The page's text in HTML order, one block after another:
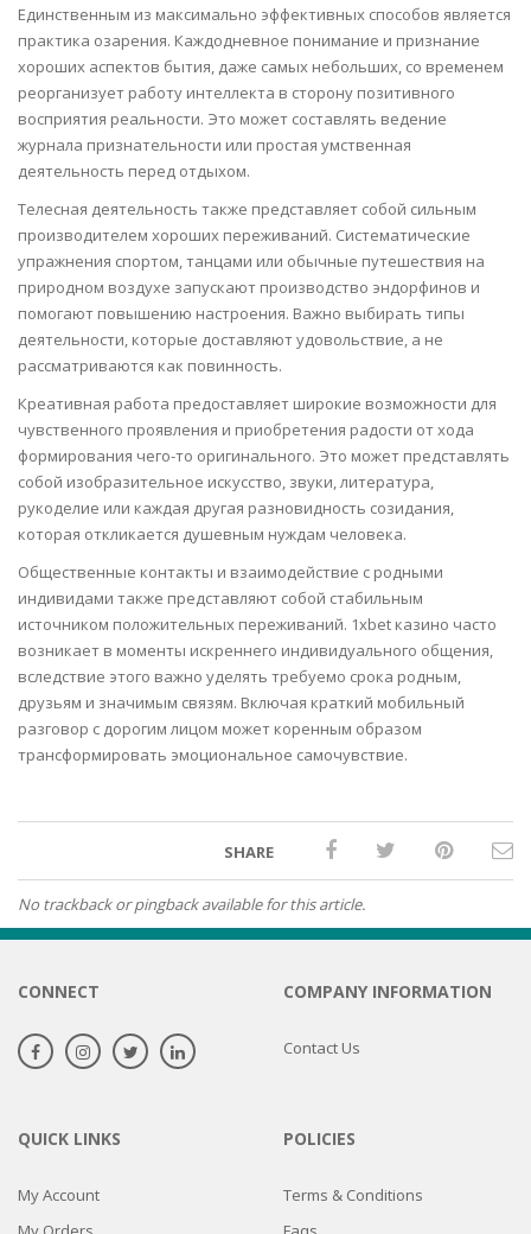
Единственным из максимально эффективных способов является
практика озарения. Каждодневное понимание и признание
хороших аспектов бытия, даже самых небольших, со временем
реорганизует работу интеллекта в сторону позитивного
восприятия реальности. Это может составлять ведение
журнала признательности или простая умственная
деятельность перед отдыхом.
Телесная деятельность также представляет собой сильным
производителем хороших переживаний. Систематические
упражнения спортом, танцами или обычные путешествия на
природном воздухе запускают производство эндорфинов и
помогают повышению настроения. Важно выбирать типы
деятельности, которые доставляют удовольствие, а не
рассматриваются как повинность.
Креативная работа предоставляет широкие возможности для
чувственного проявления и приобретения радости от хода
формирования чего-то оригинального. Это может представлять
собой изобразительное искусство, звуки, литература,
рукоделие или каждая другая разновидность созидания,
которая откликается душевным нуждам человека.
Общественные контакты и взаимодействие с родными
индивидами также представляют собой стабильным
источником положительных переживаний. 1xbet казино часто
возникает в моменты искреннего индивидуального общения,
вследствие этого важно уделять требуемо срока родным,
друзьям и значимым связям. Включая краткий мобильный
разговор с дорогим лицом может коренным образом
трансформировать эмоциональное самочувствие.
SHARE
No trackback or pingback available for this article.
CONNECT COMPANY INFORMATION
Contact Us
QUICK LINKS
My Account
POLICIES
Terms & Conditions